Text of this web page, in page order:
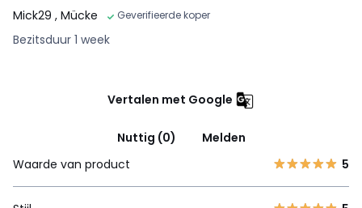
Mick29 , Mücke Geverifieerde koper
Bezitsduur 1 week
Vertalen met Google
Nuttig (0)
Melden
Waarde van product
5